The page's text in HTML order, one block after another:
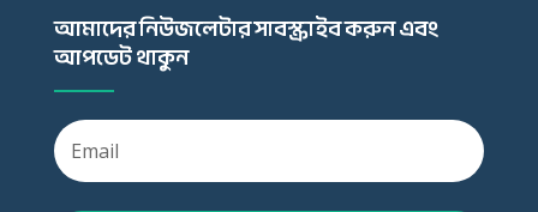
আমাদের নিউজলেটার সাবস্ক্রাইব করুন এবং
আপডেট থাকুন